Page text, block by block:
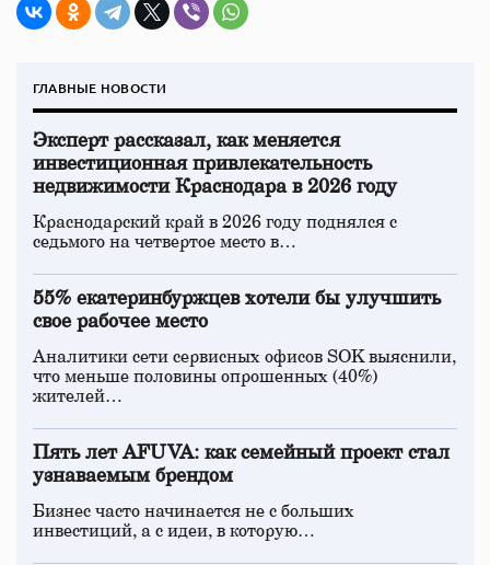
ГЛАВНЫЕ НОВОСТИ
Эксперт рассказал, как меняется
инвестиционная привлекательность
недвижимости Краснодара в 2026 году
Краснодарский край в 2026 году поднялся с
седьмого на четвертое место в…
55% екатеринбуржцев хотели бы улучшить
свое рабочее место
Аналитики сети сервисных офисов SOK выяснили,
что меньше половины опрошенных (40%)
жителей…
Пять лет AFUVA: как семейный проект стал
узнаваемым брендом
Бизнес часто начинается не с больших
инвестиций, а с идеи, в которую…